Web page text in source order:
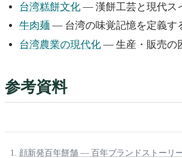
台湾糕餅文化 — 漢餅工芸と現代ス
牛肉麺 — 台湾の味覚記憶を定義す
台湾農業の現代化 — 生産・販売の
参考資料
顔新発百年餅舗 — 百年ブランドストーリ